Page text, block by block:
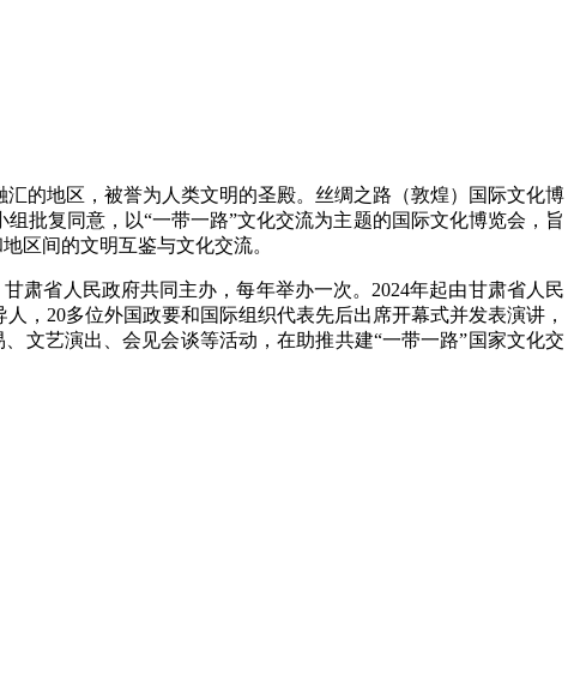
的地区，被誉为人类文明的圣殿。丝绸之路（敦煌）国际文化博
批复同意，以“一带一路”文化交流为主题的国际文化博览会，旨
区间的文明互鉴与文化交流。
肃省人民政府共同主办，每年举办一次。2024年起由甘肃省人民
，20多位外国政要和国际组织代表先后出席开幕式并发表演讲，
文艺演出、会见会谈等活动，在助推共建“一带一路”国家文化交